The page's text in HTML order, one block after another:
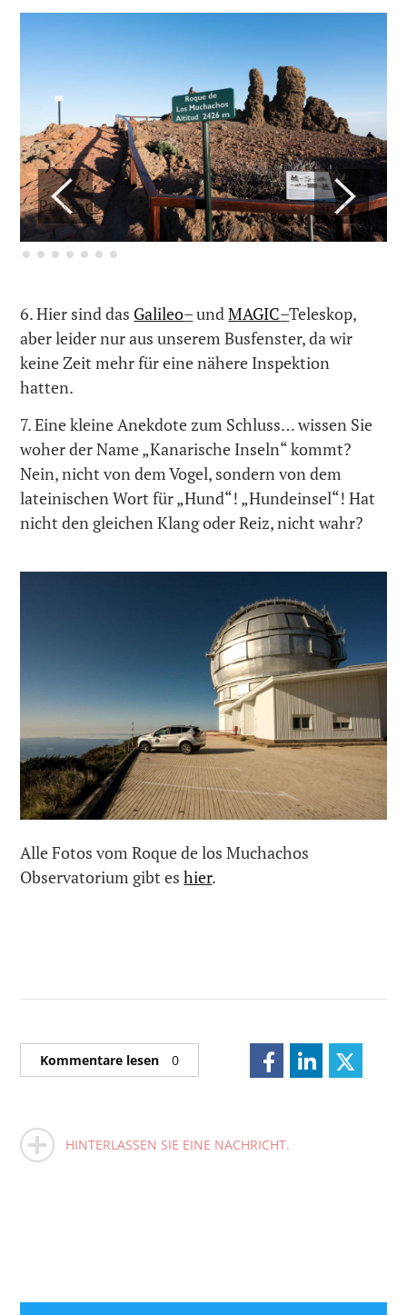
Previous Next
6. Hier sind das Galileo–undMAGIC–Teleskop,
aber leider nur aus unserem Busfenster, da wir
keine Zeit mehr für eine nähere Inspektion
hatten.
7. Eine kleine Anekdote zum Schluss… wissen Sie
woher der Name „Kanarische Inseln“ kommt?
Nein, nicht von dem Vogel, sondern von dem
lateinischen Wort für „Hund“! „Hundeinsel“! Hat
nicht den gleichen Klang oder Reiz, nicht wahr?
Alle Fotos vom Roque de los Muchachos
Observatorium gibt eshier.
Kommentare lesen 0
HINTERLASSEN SIE EINE NACHRICHT.